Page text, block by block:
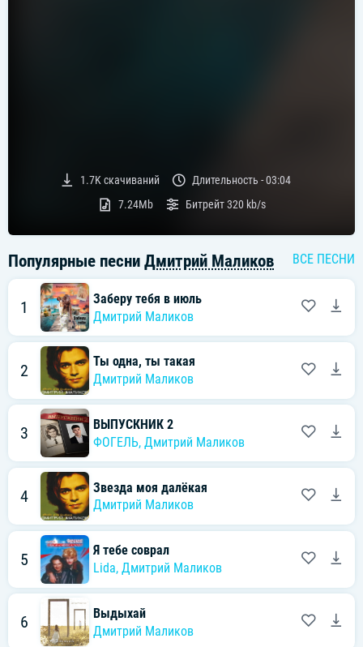
1.7Kскачиваний Длительность -03:04
7.24Mb
Битрейт320 kb/s
Популярные песни Дмитрий Маликов ВСЕ ПЕСНИ
1
Заберу тебя в июль
Дмитрий Маликов
2
Ты одна, ты такая
Дмитрий Маликов
3
ВЫПУСКНИК 2
ФОГЕЛЬ, Дмитрий Маликов
4
Звезда моя далёкая
Дмитрий Маликов
5
Я тебе соврал
Lida, Дмитрий Маликов
6
Выдыхай
Дмитрий Маликов